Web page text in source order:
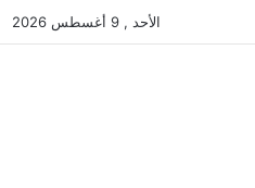
الأحد , 9 أغسطس 2026